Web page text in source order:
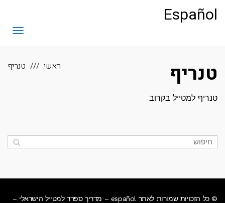
לתוכןEspañol
ראשי טנריף טנריף
טנריף למטייל בקרוב
© כל הזכויות שמורות לאתר español – מדריך ספרד למטייל הישראלי –